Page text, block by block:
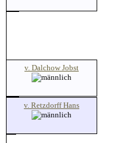
v. Dalchow Jobst
v. Retzdorff Hans